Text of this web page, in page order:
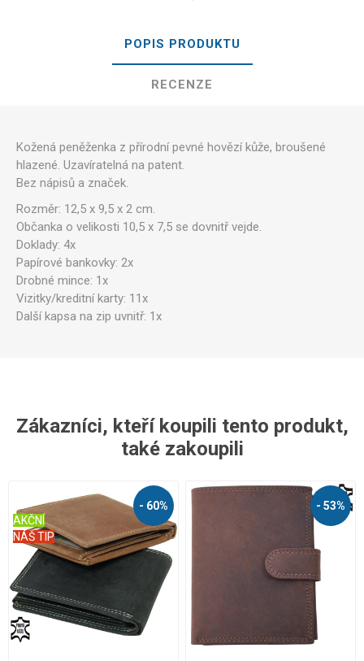
POPIS PRODUKTU
RECENZE
Kožená peněženka z přírodní pevné hovězí kůže, broušené
hlazené. Uzavíratelná na patent.
Bez nápisů a značek.
Rozměr: 12,5 x 9,5 x 2 cm.
Občanka o velikosti 10,5 x 7,5 se dovnitř vejde.
Doklady: 4x
Papírové bankovky: 2x
Drobné mince: 1x
Vizitky/kreditní karty: 11x
Další kapsa na zip uvnitř: 1x
Zákazníci, kteří koupili tento produkt,
také zakoupili
- 60%
NÁŠ TIP
AKČNÍ
- 53%